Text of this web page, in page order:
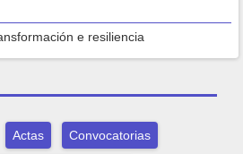
e resiliencia
Actas Convocatorias